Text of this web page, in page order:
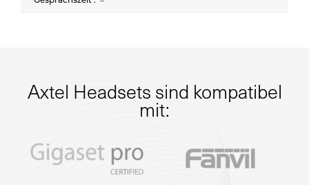
Axtel Headsets sind kompatibel
mit: